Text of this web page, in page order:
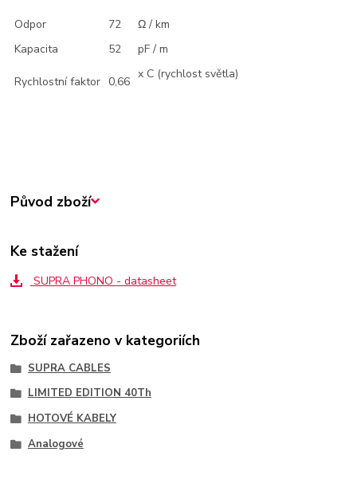
Odpor 72
Ω / km
Kapacita
52 pF / m
Rychlostní faktor 0,66
x C (rychlost světla)
Původ zboží
Ke stažení
SUPRA PHONO - datasheet
Zboží zařazeno v kategoriích
SUPRA CABLES
LIMITED EDITION 40Th
HOTOVÉ KABELY
Analogové